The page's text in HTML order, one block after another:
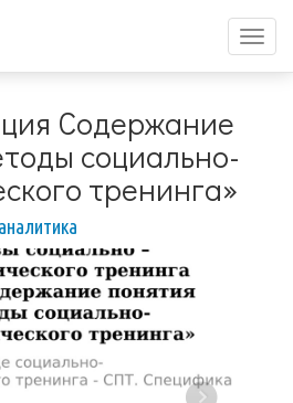
меню
Содержание
социально-
тренинга»